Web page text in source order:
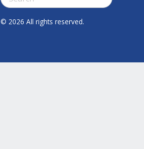
© 2026 All rights reserved.